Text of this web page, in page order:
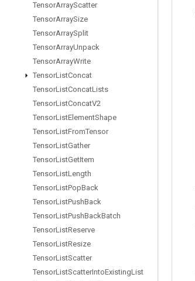
TensorArrayScatter
TensorArraySize
TensorArraySplit
TensorArrayUnpack
TensorArrayWrite
TensorListConcat
TensorListConcatLists
TensorListConcatV2
TensorListElementShape
TensorListFromTensor
TensorListGather
TensorListGetItem
TensorListLength
TensorListPopBack
TensorListPushBack
TensorListPushBackBatch
TensorListReserve
TensorListResize
TensorListScatter
TensorListScatterIntoExistingList